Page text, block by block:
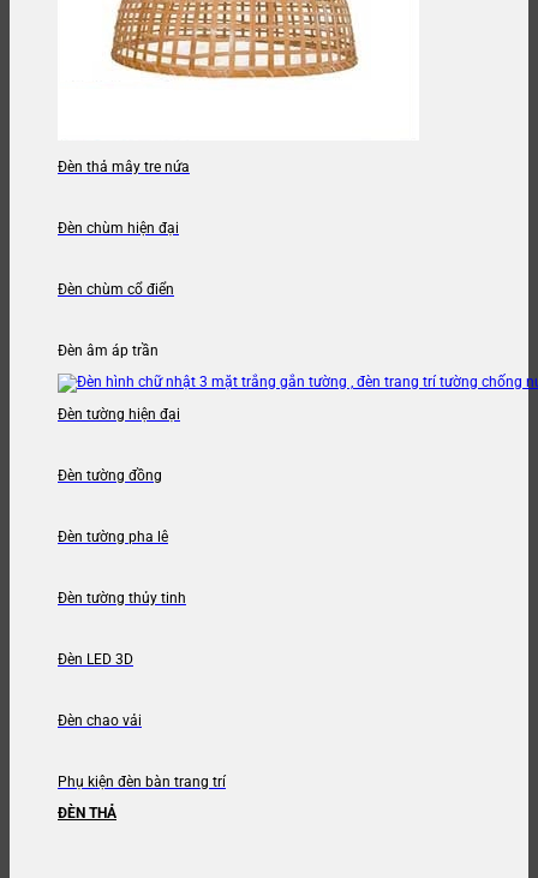
Đèn thả mây tre nứa
Đèn chùm hiện đại
Đèn chùm cổ điển
Đèn âm áp trần
Đèn tường hiện đại
Đèn tường đồng
Đèn tường pha lê
Đèn tường thủy tinh
Đèn LED 3D
Đèn chao vải
Phụ kiện đèn bàn trang trí
ĐÈN THẢ